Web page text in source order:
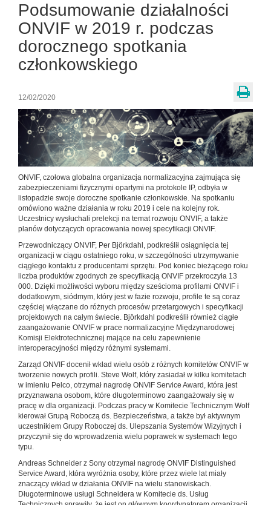
Podsumowanie działalności
ONVIF w 2019 r. podczas
dorocznego spotkania
członkowskiego
12/02/2020
ONVIF, czołowa globalna organizacja normalizacyjna zajmująca się
zabezpieczeniami fizycznymi opartymi na protokole IP, odbyła w
listopadzie swoje doroczne spotkanie członkowskie. Na spotkaniu
omówiono ważne działania w roku 2019 i cele na kolejny rok.
Uczestnicy wysłuchali prelekcji na temat rozwoju ONVIF, a także
planów dotyczących opracowania nowej specyfikacji ONVIF.
Przewodniczący ONVIF, Per Björkdahl, podkreślił osiągnięcia tej
organizacji w ciągu ostatniego roku, w szczególności utrzymywanie
ciągłego kontaktu z producentami sprzętu. Pod koniec bieżącego roku
liczba produktów zgodnych ze specyfikacją ONVIF przekroczyła 13
000. Dzięki możliwości wyboru między sześcioma profilami ONVIF i
dodatkowym, siódmym, który jest w fazie rozwoju, profile te są coraz
częściej włączane do różnych procesów przetargowych i specyfikacji
projektowych na całym świecie. Björkdahl podkreślił również ciągłe
zaangażowanie ONVIF w prace normalizacyjne Międzynarodowej
Komisji Elektrotechnicznej mające na celu zapewnienie
interoperacyjności między różnymi systemami.
Zarząd ONVIF docenił wkład wielu osób z różnych komitetów ONVIF w
tworzenie nowych profili. Steve Wolf, który zasiadał w kilku komitetach
w imieniu Pelco, otrzymał nagrodę ONVIF Service Award, która jest
przyznawana osobom, które długoterminowo zaangażowały się w
pracę w dla organizacji. Podczas pracy w Komitecie Technicznym Wolf
kierował Grupą Roboczą ds. Bezpieczeństwa, a także był aktywnym
uczestnikiem Grupy Roboczej ds. Ulepszania Systemów Wizyjnych i
przyczynił się do wprowadzenia wielu poprawek w systemach tego
typu.
Andreas Schneider z Sony otrzymał nagrodę ONVIF Distinguished
Service Award, która wyróżnia osoby, które przez wiele lat miały
znaczący wkład w działania ONVIF na wielu stanowiskach.
Długoterminowe usługi Schneidera w Komitecie ds. Usług